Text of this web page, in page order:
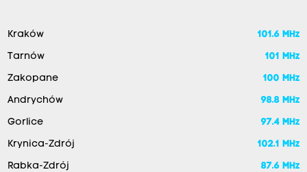
Kraków 101.6 MHz
Tarnów 101 MHz
Zakopane 100 MHz
Andrychów 98.8 MHz
Gorlice 97.4 MHz
Krynica-Zdrój 102.1 MHz
Rabka-Zdrój 87.6 MHz